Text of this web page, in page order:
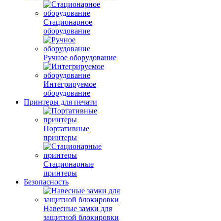
Стационарное
оборудование
Ручное оборудование
Интегрируемое
оборудование
Принтеры для печати
Портативные
принтеры
Стационарные
принтеры
Безопасность
Навесные замки для
защитной блокировки